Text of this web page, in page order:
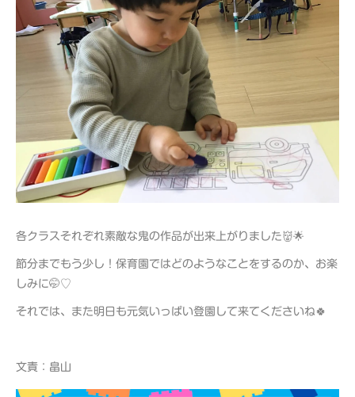
各クラスそれぞれ素敵な鬼の作品が出来上がりました👹🌟
節分までもう少し！保育園ではどのようなことをするのか、お楽
しみに🤭♡
それでは、また明日も元気いっぱい登園して来てくださいね🍀
文責：畠山